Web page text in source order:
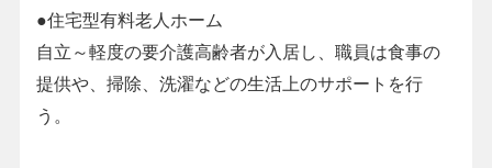
●住宅型有料老人ホーム
自立～軽度の要介護高齢者が入居し、職員は食事の
提供や、掃除、洗濯などの生活上のサポートを行
う。